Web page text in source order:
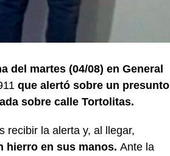
del martes (04/08) en General
que alertó sobre un presunto
sobre calle Tortolitas.
recibir la alerta y, al llegar,
hierro en sus manos. Ante la